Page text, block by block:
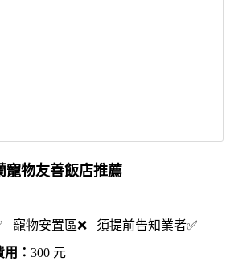
寵物友善飯店推薦
寵物安置區❌ 須提前告知業者✅
： 300 元